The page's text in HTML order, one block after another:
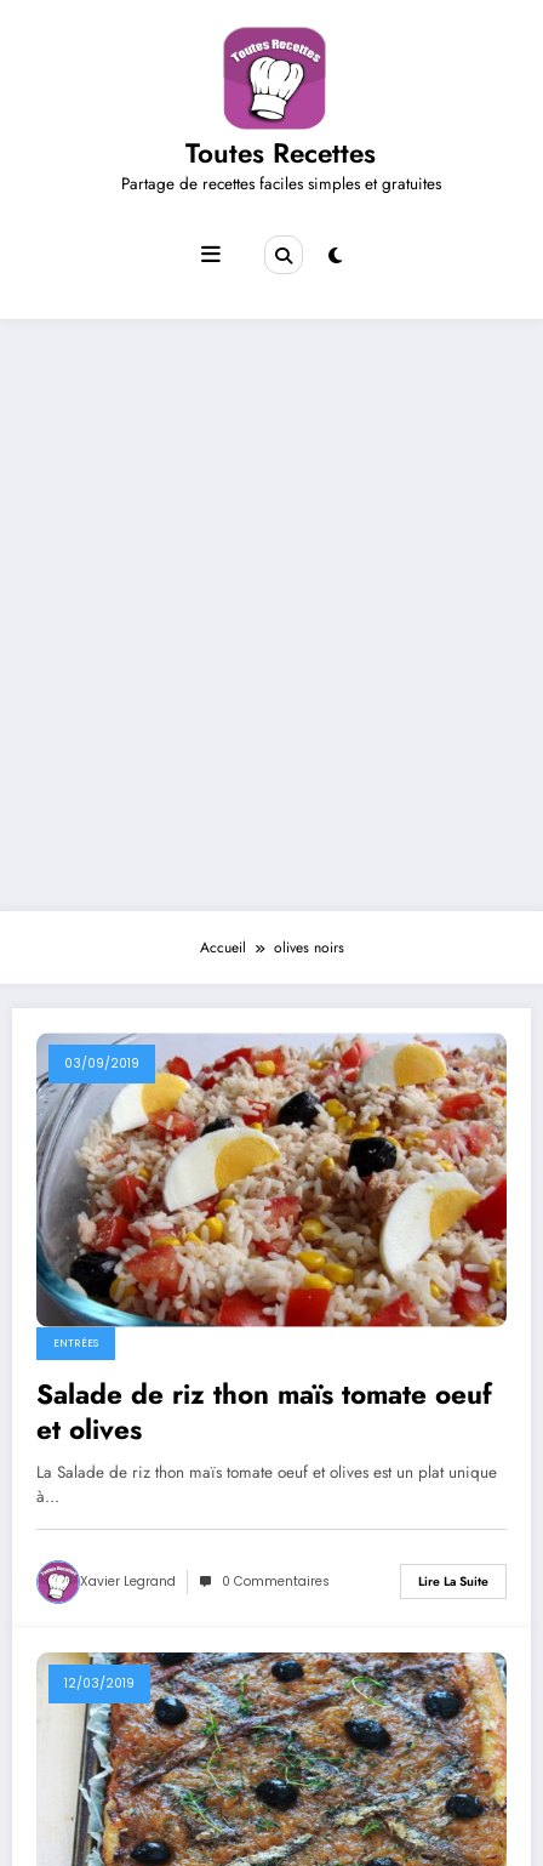
Toutes Recettes
Partage de recettes faciles simples et gratuites
Accueil olives noirs
03/09/2019
ENTRÉES
Salade de riz thon maïs tomate oeuf
et olives
La Salade de riz thon maïs tomate oeuf et olives est un plat unique
à…
Xavier Legrand 0 Commentaires Lire La Suite
12/03/2019